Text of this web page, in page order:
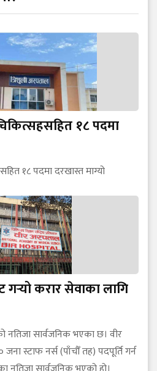
१८ पदमा
१८ पदमा दरखास्त माग्यो
करार सेवाका लागि
नतिजा सार्वजनिक भएका छ। वीर
स्टाफ नर्स (पाँचौँ तह) पदपूर्ति गर्न